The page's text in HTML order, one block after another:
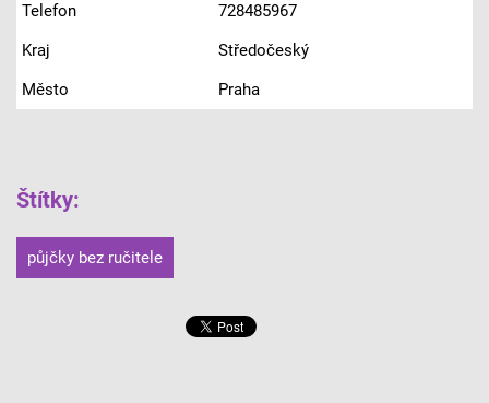
Telefon
728485967
Kraj
Středočeský
Město
Praha
Štítky:
půjčky bez ručitele